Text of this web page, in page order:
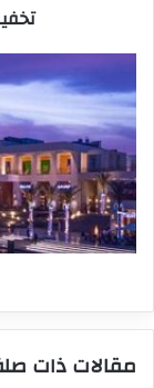
مقالات ذات